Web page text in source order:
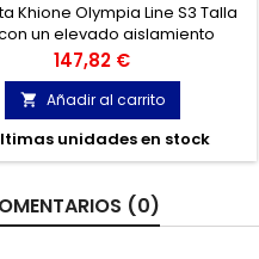
Khione Olympia Line S3 Talla
un elevado aislamiento
térmico.
Precio
147,82 €
 Añadir al carrito
unidades en stock
(0)